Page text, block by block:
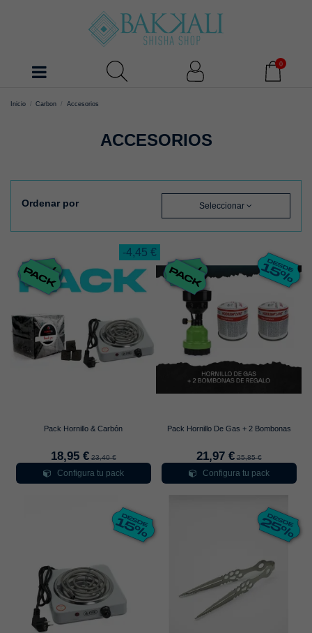
0
Inicio Carbon Accesorios
ACCESORIOS
Ordenar por Seleccionar
Pack Hornillo & Carbón
18,95 € 23,40 €
Configura tu pack
-4,45 €
Pack Hornillo De Gas + 2 Bombonas
21,97 € 25,85 €
Configura tu pack